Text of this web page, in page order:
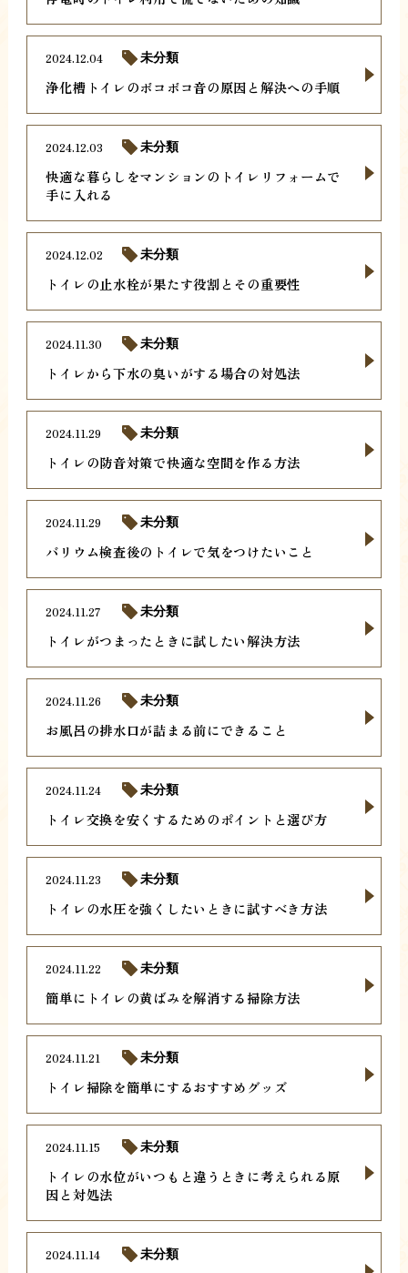
浄化槽トイレのボコボコ音の原因と解決への手順
2024.12.04 未分類
快適な暮らしをマンションのトイレリフォームで
手に入れる
2024.12.03 未分類
トイレの止水栓が果たす役割とその重要性
2024.12.02 未分類
トイレから下水の臭いがする場合の対処法
2024.11.30 未分類
トイレの防音対策で快適な空間を作る方法
2024.11.29 未分類
バリウム検査後のトイレで気をつけたいこと
2024.11.29 未分類
トイレがつまったときに試したい解決方法
2024.11.27 未分類
お風呂の排水口が詰まる前にできること
2024.11.26 未分類
トイレ交換を安くするためのポイントと選び方
2024.11.24 未分類
トイレの水圧を強くしたいときに試すべき方法
2024.11.23 未分類
簡単にトイレの黄ばみを解消する掃除方法
2024.11.22 未分類
トイレ掃除を簡単にするおすすめグッズ
2024.11.21 未分類
トイレの水位がいつもと違うときに考えられる原
因と対処法
2024.11.15 未分類
2024.11.14 未分類